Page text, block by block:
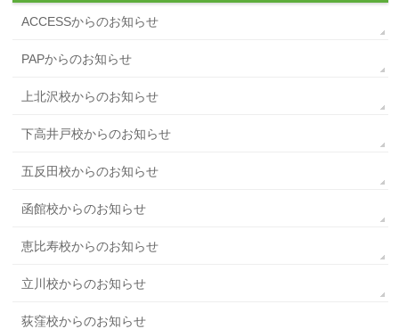
ACCESSからのお知らせ
PAPからのお知らせ
上北沢校からのお知らせ
下高井戸校からのお知らせ
五反田校からのお知らせ
函館校からのお知らせ
恵比寿校からのお知らせ
立川校からのお知らせ
荻窪校からのお知らせ